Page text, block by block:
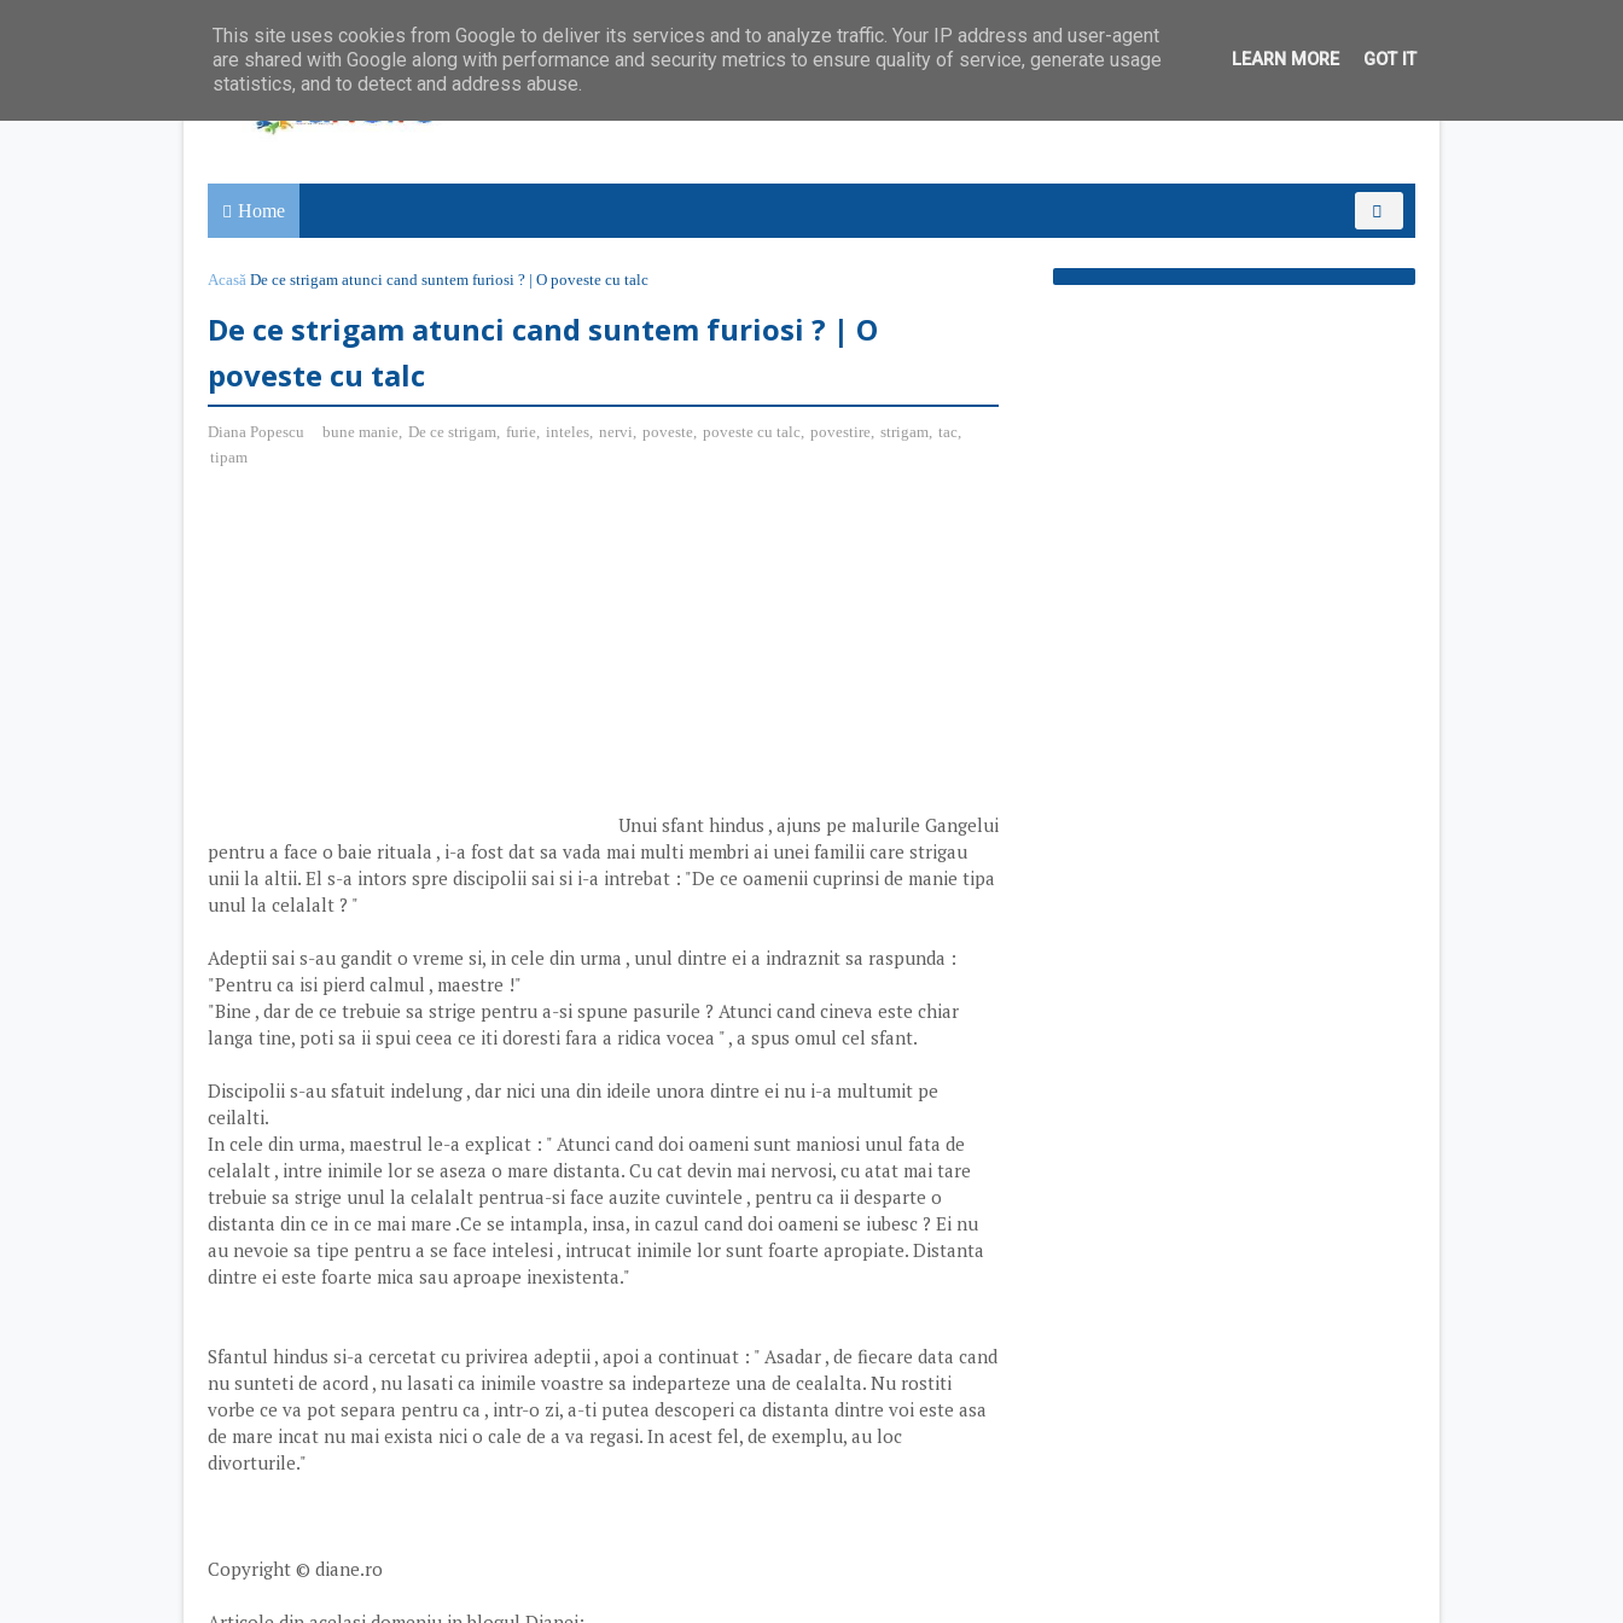
Home
Acasă De ce strigam atunci cand suntem furiosi ? | O poveste cu talc
De ce strigam atunci cand suntem furiosi ? | O
poveste cu talc
Diana Popescu bune manie, De ce strigam, furie, inteles, nervi, poveste, poveste cu talc, povestire, strigam, tac,
tipam
Unui sfant hindus , ajuns pe malurile Gangelui
pentru a face o baie rituala , i-a fost dat sa vada mai multi membri ai unei familii care strigau
unii la altii. El s-a intors spre discipolii sai si i-a intrebat : "De ce oamenii cuprinsi de manie tipa
unul la celalalt ? "
Adeptii sai s-au gandit o vreme si, in cele din urma , unul dintre ei a indraznit sa raspunda :
"Pentru ca isi pierd calmul , maestre !"
"Bine , dar de ce trebuie sa strige pentru a-si spune pasurile ? Atunci cand cineva este chiar
langa tine, poti sa ii spui ceea ce iti doresti fara a ridica vocea " , a spus omul cel sfant.
Discipolii s-au sfatuit indelung , dar nici una din ideile unora dintre ei nu i-a multumit pe
ceilalti.
In cele din urma, maestrul le-a explicat : " Atunci cand doi oameni sunt maniosi unul fata de
celalalt , intre inimile lor se aseza o mare distanta. Cu cat devin mai nervosi, cu atat mai tare
trebuie sa strige unul la celalalt pentrua-si face auzite cuvintele , pentru ca ii desparte o
distanta din ce in ce mai mare .Ce se intampla, insa, in cazul cand doi oameni se iubesc ? Ei nu
au nevoie sa tipe pentru a se face intelesi , intrucat inimile lor sunt foarte apropiate. Distanta
dintre ei este foarte mica sau aproape inexistenta."
Sfantul hindus si-a cercetat cu privirea adeptii , apoi a continuat : " Asadar , de fiecare data cand
nu sunteti de acord , nu lasati ca inimile voastre sa indeparteze una de cealalta. Nu rostiti
vorbe ce va pot separa pentru ca , intr-o zi, a-ti putea descoperi ca distanta dintre voi este asa
de mare incat nu mai exista nici o cale de a va regasi. In acest fel, de exemplu, au loc
divorturile."
Copyright © diane.ro
This site uses cookies from Google to deliver its services and to analyze traffic. Your IP address and user-agent
are shared with Google along with performance and security metrics to ensure quality of service, generate usage
statistics, and to detect and address abuse.
LEARN MORE GOT IT